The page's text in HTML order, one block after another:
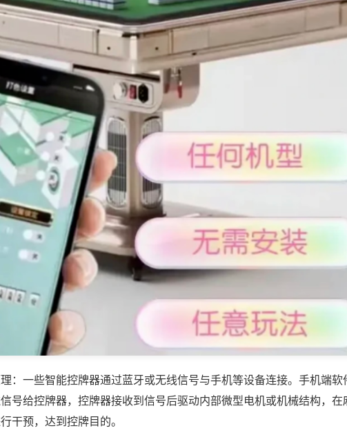
：一些智能控牌器通过蓝牙或无线信号与手机等设备连接。手机端软
号给控牌器，控牌器接收到信号后驱动内部微型电机或机械结构，在
干预，达到控牌目的。